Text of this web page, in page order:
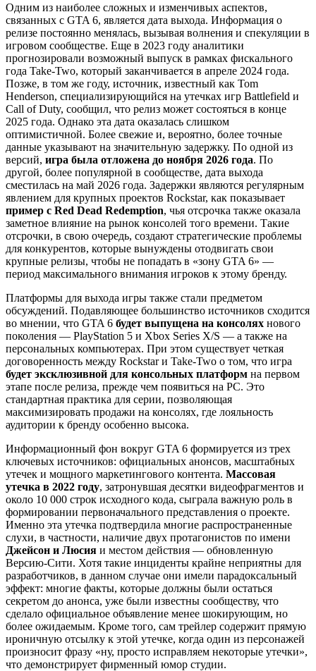
Одним из наиболее сложных и изменчивых аспектов,
связанных с GTA 6, является дата выхода. Информация о
релизе постоянно менялась, вызывая волнения и спекуляции в
игровом сообществе. Еще в 2023 году аналитики
прогнозировали возможный выпуск в рамках фискального
года Take-Two, который заканчивается в апреле 2024 года.
Позже, в том же году, источник, известный как Tom
Henderson, специализирующийся на утечках игр Battlefield и
Call of Duty, сообщил, что релиз может состояться в конце
2025 года. Однако эта дата оказалась слишком
оптимистичной. Более свежие и, вероятно, более точные
данные указывают на значительную задержку. По одной из
версий, игра была отложена до ноября 2026 года. По
другой, более популярной в сообществе, дата выхода
сместилась на май 2026 года. Задержки являются регулярным
явлением для крупных проектов Rockstar, как показывает
пример с Red Dead Redemption, чья отсрочка также оказала
заметное влияние на рынок консолей того времени. Такие
отсрочки, в свою очередь, создают стратегические проблемы
для конкурентов, которые вынуждены отодвигать свои
крупные релизы, чтобы не попадать в «зону GTA 6» —
период максимального внимания игроков к этому бренду.
Платформы для выхода игры также стали предметом
обсуждений. Подавляющее большинство источников сходится
во мнении, что GTA 6 будет выпущена на консолях нового
поколения — PlayStation 5 и Xbox Series X/S — а также на
персональных компьютерах. При этом существует четкая
договоренность между Rockstar и Take-Two о том, что игра
будет эксклюзивной для консольных платформ на первом
этапе после релиза, прежде чем появиться на PC. Это
стандартная практика для серии, позволяющая
максимизировать продажи на консолях, где лояльность
аудитории к бренду особенно высока.
Информационный фон вокруг GTA 6 формируется из трех
ключевых источников: официальных анонсов, масштабных
утечек и мощного маркетингового контента. Массовая
утечка в 2022 году, затронувшая десятки видеофрагментов и
около 10 000 строк исходного кода, сыграла важную роль в
формировании первоначального представления о проекте.
Именно эта утечка подтвердила многие распространенные
слухи, в частности, наличие двух протагонистов по имени
Джейсон и Люсия и местом действия — обновленную
Версию-Сити. Хотя такие инциденты крайне неприятны для
разработчиков, в данном случае они имели парадоксальный
эффект: многие факты, которые должны были остаться
секретом до анонса, уже были известны сообществу, что
сделало официальное объявление менее шокирующим, но
более ожидаемым. Кроме того, сам трейлер содержит прямую
ироничную отсылку к этой утечке, когда один из персонажей
произносит фразу «ну, просто исправляем некоторые утечки»,
что демонстрирует фирменный юмор студии.